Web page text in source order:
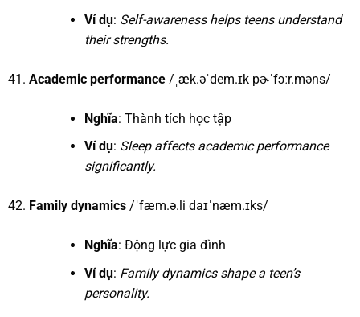
Ví dụ: Self-awareness helps teens understand
their strengths.
Academic performance/ˌæk.əˈdem.ɪk pɚˈfɔːr.məns/
Nghĩa: Thành tích học tập
Ví dụ: Sleep affects academic performance
significantly.
Family dynamics/ˈfæm.ə.li daɪˈnæm.ɪks/
Nghĩa: Động lực gia đình
Ví dụ: Family dynamics shape a teen’s
personality.